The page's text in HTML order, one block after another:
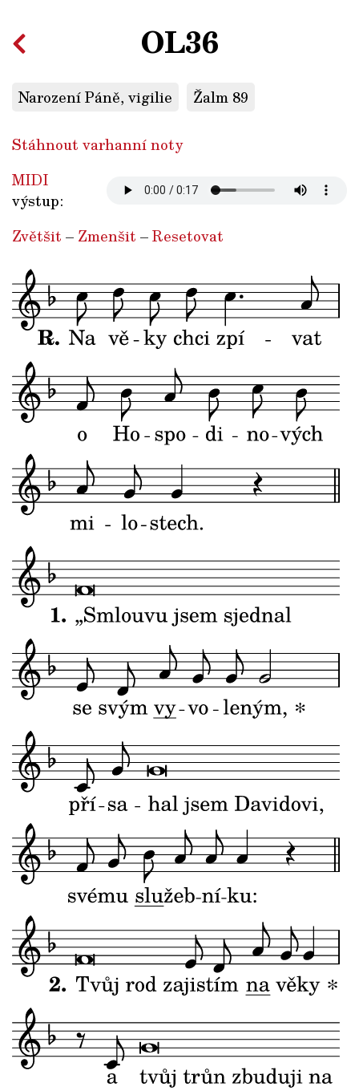
OL36
Narození Páně, vigilie Žalm 89
Stáhnout varhanní noty
MIDI
výstup:
Zvětšit – Zmenšit –Resetovat